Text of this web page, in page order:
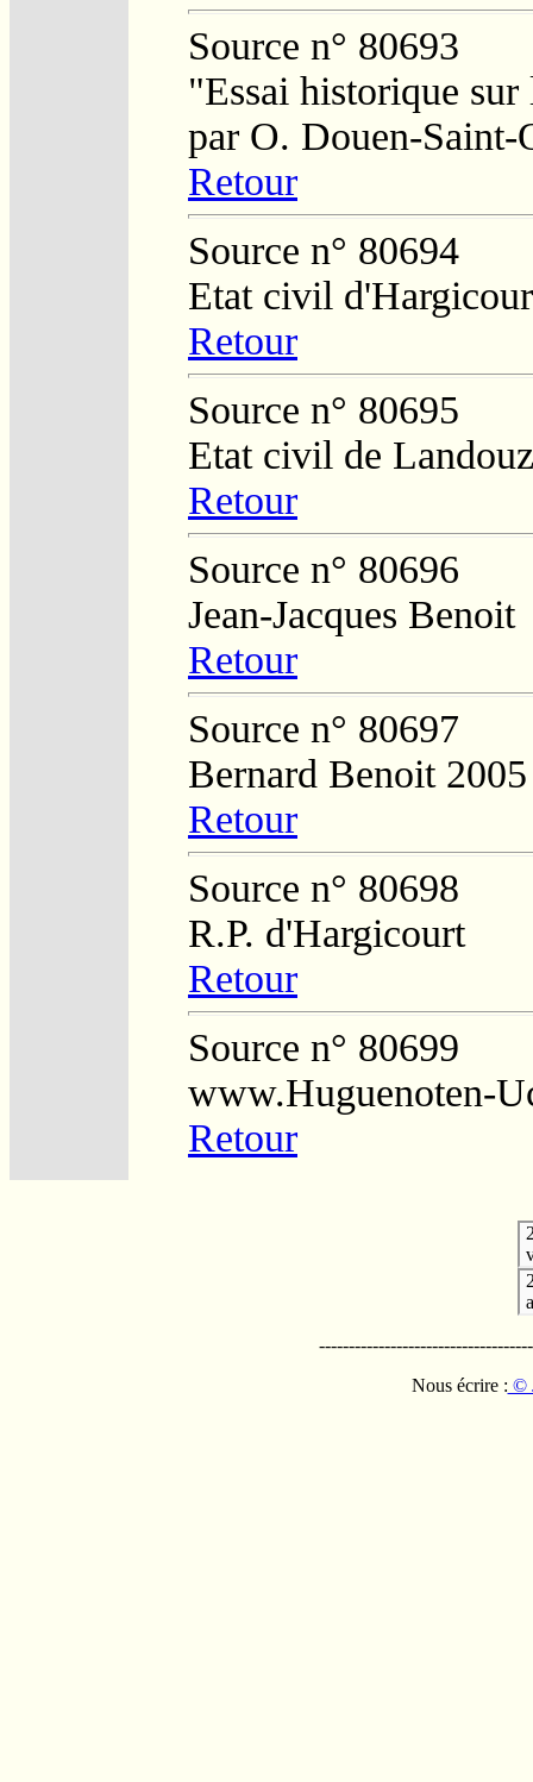
Source n° 80693
"Essai historique
par O. Douen-Saint-
Retour
Source n° 80694
Etat civil
Retour
Source n° 80695
Etat civil de
Retour
Source n° 80696
Jean-Jacques Benoit
Retour
Source n° 80697
Bernard Benoit 2005
Retour
Source n° 80698
R.P. d'Hargicourt
Retour
Source n° 80699
www.Huguenoten-
Retour
Nous écrire : ©